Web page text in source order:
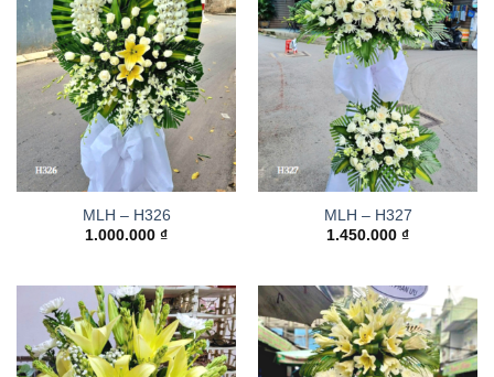
MLH – H326
1.000.000 ₫
MLH – H327
1.450.000 ₫